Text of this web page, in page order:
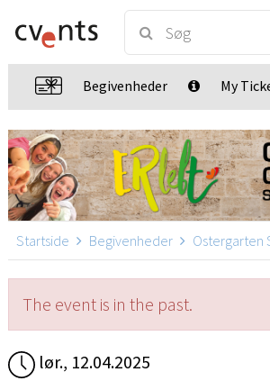
Begivenheder My
Startside Begivenheder Ostergarten
The event is in the past.
lør., 12.04.2025